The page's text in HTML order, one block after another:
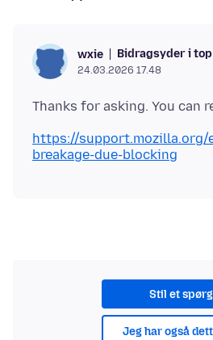
wxie Bidragsyder i
24.03.2026 17.48
https://support.mozilla.org/
breakage-due-blocking
Stil et
Jeg har også